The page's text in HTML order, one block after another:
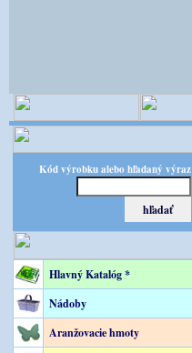
Kód výrobku alebo hľadaný výraz
Hlavný Katalóg *
Nádoby
Aranžovacie hmoty